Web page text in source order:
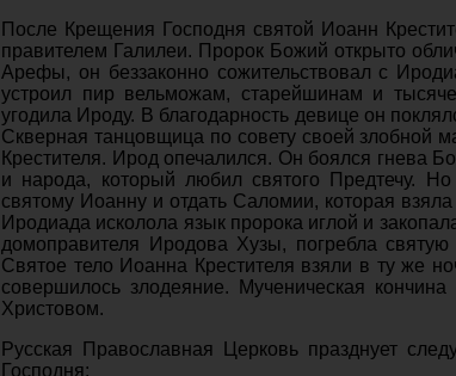
После Крещения Господня святой Иоанн
правителем Галилеи. Пророк Божий открыто
Арефы, он беззаконно сожительствовал с
устроил пир вельможам, старейшинам и
угодила Ироду. В благодарность девице он
Скверная танцовщица по совету своей злобной
Крестителя. Ирод опечалился. Он боялся гнева
и народа, который любил святого Предтечу.
святому Иоанну и отдать Саломии, которая
Иродиада исколола язык пророка иглой и
домоправителя Иродова Хузы, погребла
Святое тело Иоанна Крестителя взяли в ту же
совершилось злодеяние. Мученическая
Христовом.
Русская Православная Церковь празднует
Господня: